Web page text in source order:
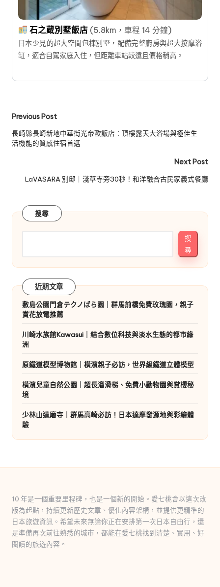
石之蔵別墅飯店 (5.8km，車程 14 分鐘)
日本少見的超大空間包棟別墅，配備完整廚房與超大按摩浴
缸，適合自駕家庭入住，但距離車站較遠且價格稍高。
Post
navigation
Previous Post
長崎縣長崎新地中華街光帝歐飯店：頂樓露天大浴場與極佳生
活機能的質感住宿首選
Next Post
LaVASARA 別邸｜淺草寺旁30秒！和洋融合古民家義式餐廳
搜尋
搜
尋
近期文章
敷島公園門倉テクノばら園｜群馬前橋免費玫瑰園，親子
賞花放電推薦
川崎水族館Kawasui｜結合數位科技與淡水生態的都市綠
洲
原鐵道模型博物館｜橫濱親子必訪，世界級鐵道立體模型
橫濱兒童自然公園｜超長溜滑梯、免費小動物園與賞櫻秘
境
少林山達磨寺｜群馬高崎必訪！日本達摩發源地與彩繪體
驗
10 年是一個重要里程碑，也是一個新的開始。愛七桃會以這次改
版為起點，持續更新歷史文章、優化內容架構，並提供更精準的
日本旅遊資訊。希望未來無論你正在安排第一次日本自由行，還
是準備再次前往熟悉的城市，都能在愛七桃找到清楚、實用、好
閱讀的旅遊內容。